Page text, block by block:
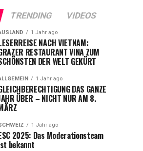
TRENDING VIDEOS
1 Jahr ago
NACH VIETNAM:
RESTAURANT VINA ZUM
DER WELT GEKÜRT
1 Jahr ago
DAS GANZE
ÜBER – NICHT NUR AM 8.
1 Jahr ago
2025: Das Moderationsteam
bekannt